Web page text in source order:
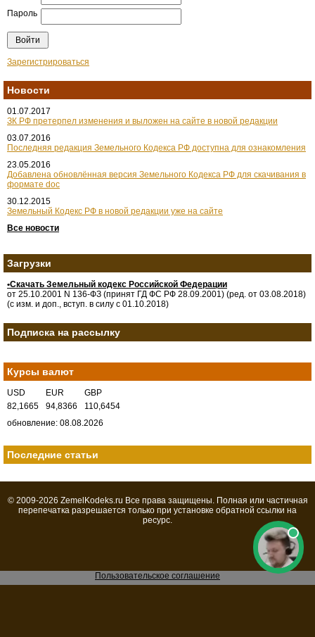
Пароль
Зарегистрироваться
Новости
01.07.2017
ЗК РФ претерпел изменения и выложен на сайте в новой редакции
03.07.2016
Последняя редакция Земельного Кодекса РФ доступна для ознакомления
23.05.2016
Добавлена обновлённая версия Земельного Кодекса РФ для скачивания в
формате doc
30.12.2015
Земельный Кодекс РФ в новой редакции уже на сайте
Все новости
Загрузки
•Скачать Земельный кодекс Российской Федерации
от 25.10.2001 N 136-ФЗ (принят ГД ФС РФ 28.09.2001) (ред. от 03.08.2018)
(с изм. и доп., вступ. в силу с 01.10.2018)
Подписка на рассылку
Курсы валют
USD EUR
GBP
82,1665
94,8366
110,6454
обновление: 08.08.2026
Последние статьи
© 2009-2026 ZemelKodeks.ru Все права защищены. Полная или частичная
перепечатка разрешается только при установке обратной ссылки на
ресурс.
Пользовательское соглашение